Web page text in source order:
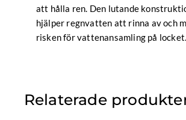
att hålla ren. Den lutande
hjälper regnvatten att rinna av och
risken för vattenansamling på locket.
Relaterade